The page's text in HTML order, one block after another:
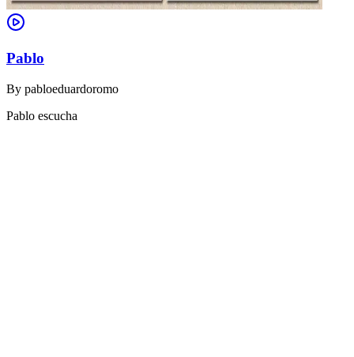
Pablo
By pabloeduardoromo
Pablo escucha